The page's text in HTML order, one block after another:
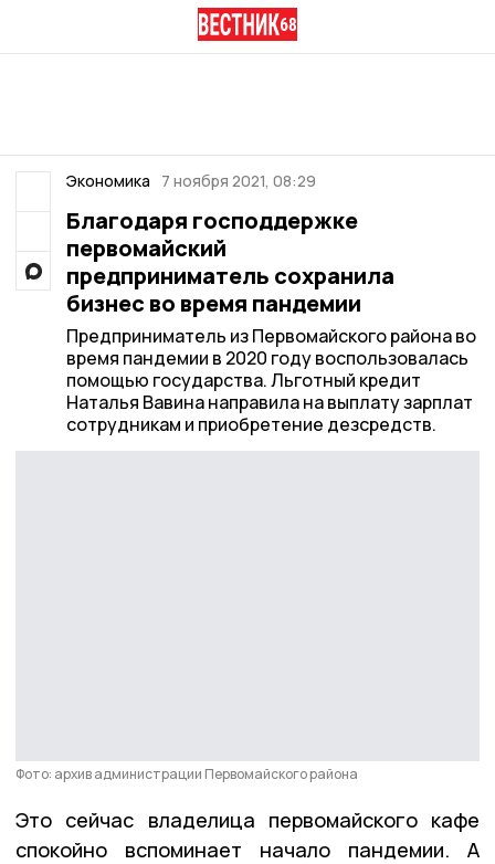
Экономика 7 ноября 2021, 08:29
Благодаря господдержке
первомайский
предприниматель сохранила
бизнес во время пандемии
Предприниматель из Первомайского района во
время пандемии в 2020 году воспользовалась
помощью государства. Льготный кредит
Наталья Вавина направила на выплату зарплат
сотрудникам и приобретение дезсредств.
Фото: архив администрации Первомайского района
Это сейчас владелица первомайского кафе
спокойно вспоминает начало пандемии. А